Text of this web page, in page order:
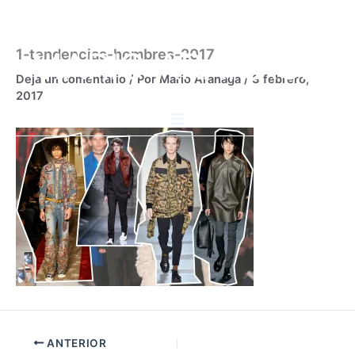
contenidoMARIO ARANAGA
1-tendencias-hombres-2017
Deja un comentario / Por Mario Aranaga / 3 febrero,
2017
ANTERIOR